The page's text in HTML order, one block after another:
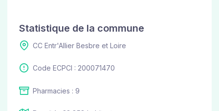
Statistique de la commune
CC Entr'Allier Besbre et Loire
Code ECPCI : 200071470
Pharmacies : 9